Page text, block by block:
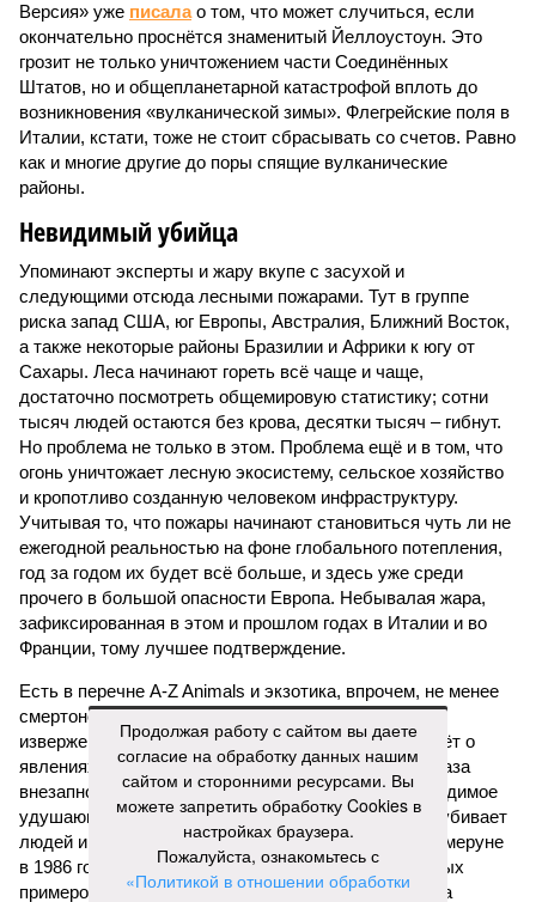
Версия» уже писалао том, что может случиться, если
окончательно проснётся знаменитый Йеллоустоун. Это
грозит не только уничтожением части Соединённых
Штатов, но и общепланетарной катастрофой вплоть до
возникновения «вулканической зимы». Флегрейские поля в
Италии, кстати, тоже не стоит сбрасывать со счетов. Равно
как и многие другие до поры спящие вулканические
районы.
Невидимый убийца
Упоминают эксперты и жару вкупе с засухой и
следующими отсюда лесными пожарами. Тут в группе
риска запад США, юг Европы, Австралия, Ближний Восток,
а также некоторые районы Бразилии и Африки к югу от
Сахары. Леса начинают гореть всё чаще и чаще,
достаточно посмотреть общемировую статистику; сотни
тысяч людей остаются без крова, десятки тысяч – гибнут.
Но проблема не только в этом. Проблема ещё и в том, что
огонь уничтожает лесную экосистему, сельское хозяйство
и кропотливо созданную человеком инфраструктуру.
Учитывая то, что пожары начинают становиться чуть ли не
ежегодной реальностью на фоне глобального потепления,
год за годом их будет всё больше, и здесь уже среди
прочего в большой опасности Европа. Небывалая жара,
зафиксированная в этом и прошлом годах в Италии и во
Франции, тому лучшее подтверждение.
Есть в перечне A-Z Animals и экзотика, впрочем, не менее
смертоносная. Это, в частности, «лимнические
извержения», о которых мало кто слышал. Речь идёт о
явлениях, когда большое количество углекислого газа
внезапно вырывается из глубин озёр, образуя невидимое
удушающее газовое облако, которое безжалостно убивает
людей и животных. Катастрофа на озере Ньос в Камеруне
в 1986 году остаётся одним из наиболее чудовищных
примеров: более 1700 человек и тысячи голов скота
Продолжая работу с сайтом вы даете
согласие на обработку данных нашим
сайтом и сторонними ресурсами. Вы
можете запретить обработку Cookies в
настройках браузера.
Пожалуйста, ознакомьтесь с
«Политикой в отношении обработки